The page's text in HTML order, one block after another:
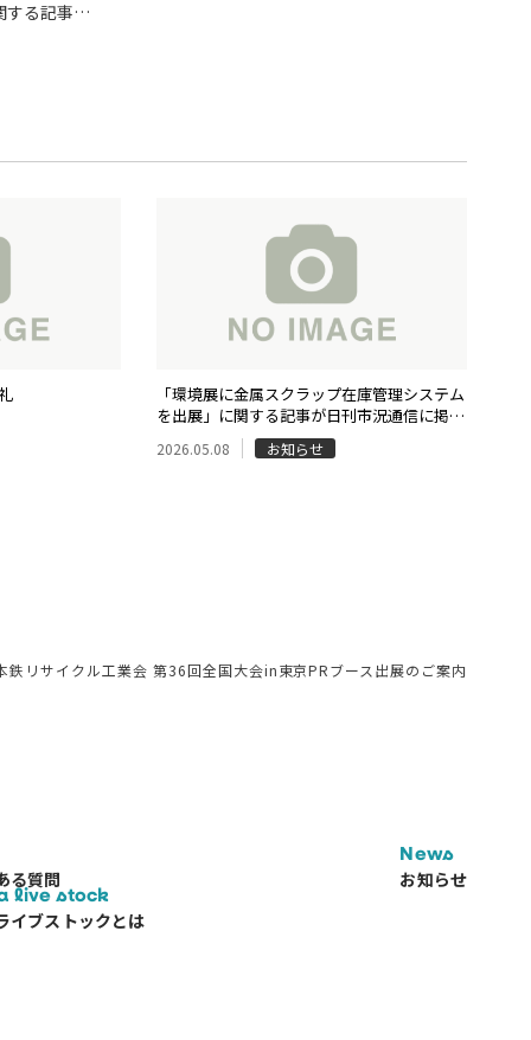
する記事が
「環境展に金属スクラップ在庫管理システム
を出展」に関する記事が日刊市況通信に掲載
2026.05.08 お知らせ
鉄リサイクル工業会 第36回全国大会in東京PRブース出展のご案内
る質問
live stock
イブストックとは
News
お知らせ